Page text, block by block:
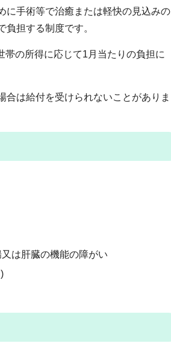
に手術等で治癒または軽快の見込みの
担する制度です。
の所得に応じて1月当たりの負担に
は給付を受けられないことがありま
は肝臓の機能の障がい